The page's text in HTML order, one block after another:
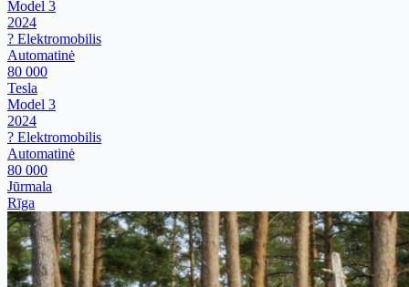
Model 3
2024
? Elektromobilis
Automatinė
80 000
Tesla
Model 3
2024
? Elektromobilis
Automatinė
80 000
Jūrmala
Rīga